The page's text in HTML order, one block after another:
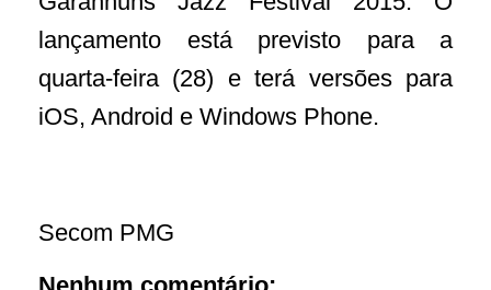
lançamento está previsto para a
quarta-feira (28) e terá versões para
iOS, Android e Windows Phone.
Secom PMG